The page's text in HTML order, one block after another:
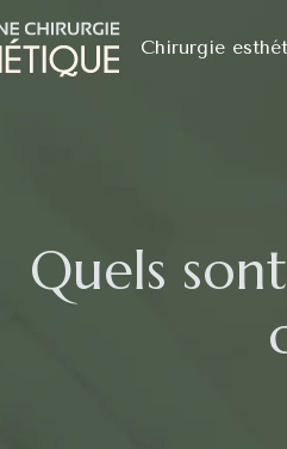
Chirurgie
Quels